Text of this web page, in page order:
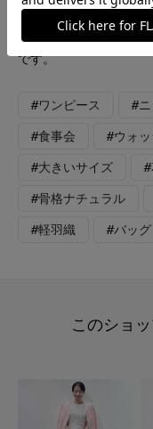
にも活躍します。 洗
館めぐりやランチにも
です。
#ワンピース #ニ
#食事会 #ウォ
#大きいサイズ
#骨格ナチュラル
#軽羽織 #バッグ
このショ